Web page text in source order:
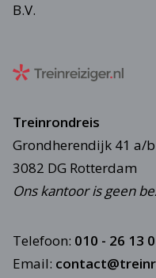
B.V.
Treinrondreis
Grondherendijk 41 a/b
3082 DG Rotterdam
Ons kantoor is geen
Telefoon: 010 - 26 13
Email: